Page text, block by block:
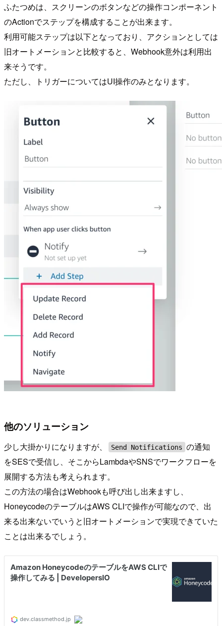
ふたつめは、スクリーンのボタンなどの操作コンポーネント
のActionでステップを構成することが出来ます。
利用可能ステップは以下となっており、アクションとしては
旧オートメーションと比較すると、Webhook意外は利用出
来そうです。
ただし、トリガーについてはUI操作のみとなります。
他のソリューション
少し大掛かりになりますが、 Send Notifications の通知
をSESで受信し、そこからLambdaやSNSでワークフローを
展開する方法も考えられます。
この方法の場合はWebhookも呼び出し出来ますし、
HoneycodeのテーブルはAWS CLIで操作が可能なので、出
来る出来ないでいうと旧オートメーションで実現できていた
ことは出来るでしょう。